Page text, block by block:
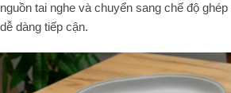
nguồn tai nghe và chuyển sang chế độ
dễ dàng tiếp cận.